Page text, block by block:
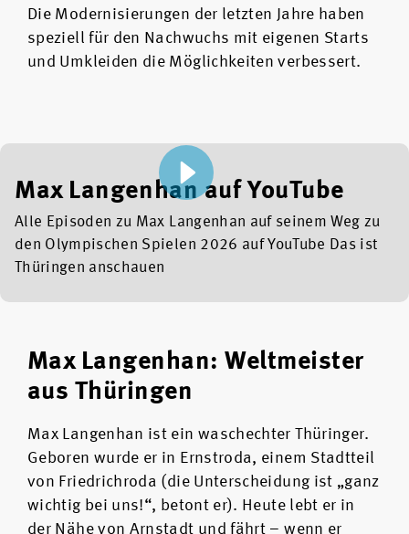
Die Modernisierungen der letzten Jahre haben
speziell für den Nachwuchs mit eigenen Starts
und Umkleiden die Möglichkeiten verbessert.
Max Langenhan auf YouTube
Alle Episoden zu Max Langenhan auf seinem Weg zu
den Olympischen Spielen 2026 auf YouTube Das ist
Thüringen anschauen
Max Langenhan: Weltmeister
aus Thüringen
Max Langenhan ist ein waschechter Thüringer.
Geboren wurde er in Ernstroda, einem Stadtteil
von Friedrichroda (die Unterscheidung ist „ganz
wichtig bei uns!“, betont er). Heute lebt er in
der Nähe von Arnstadt und fährt – wenn er